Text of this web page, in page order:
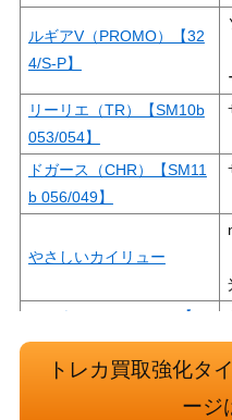
ルギアV（PROMO）【32
4/S-P】
リーリエ（TR）【SM10b
053/054】
ドガース（CHR）【SM11
b 056/049】
やさしいカイリュー
ミュウツーGX（SR）【S
M3+ 075/072】
アルセウスV（RR）【S9
トレカ買取強化タ
ージ